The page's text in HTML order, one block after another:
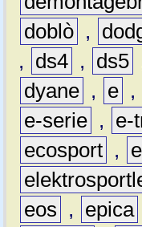
doblò ,
,
ds4 , ds5
dyane , e ,
e-serie , e-
ecosport ,
eos
, epica